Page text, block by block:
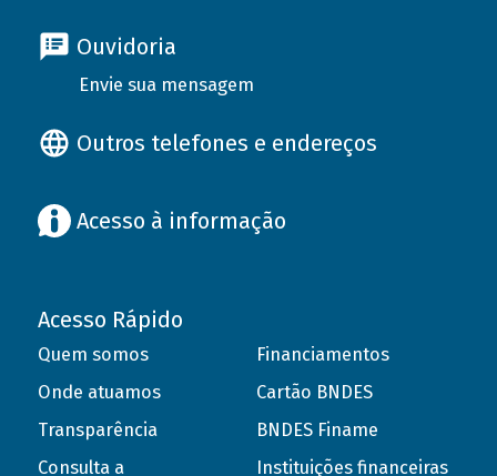
Ouvidoria
Envie sua mensagem
Outros telefones e endereços
Acesso à informação
Acesso Rápido
Quem somos
Onde atuamos
Transparência
Consulta a
Financiamentos
Cartão BNDES
BNDES Finame
Instituições financeiras